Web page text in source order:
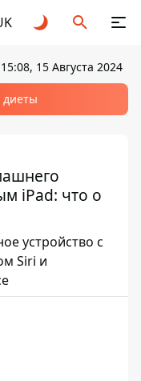
15:08, 15 Августа 2024
iPad: что о
устройство с
Siri и